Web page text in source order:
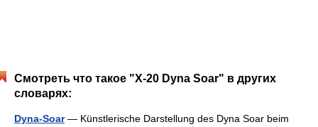
Смотреть что такое "X-20 Dyna Soar" в других
словарях:
Dyna-Soar— Künstlerische Darstellung des Dyna Soar beim